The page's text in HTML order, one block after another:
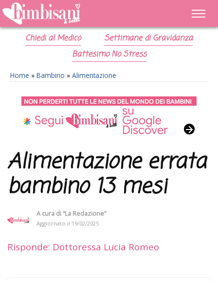
Chiedi al Medico
Settimane di Gravidanza
Battesimo No Stress
Home » Bambino » Alimentazione
Alimentazione errata
bambino 13 mesi
A cura di“La Redazione”
Aggiornato il 19/02/2025
Risponde: Dottoressa Lucia Romeo